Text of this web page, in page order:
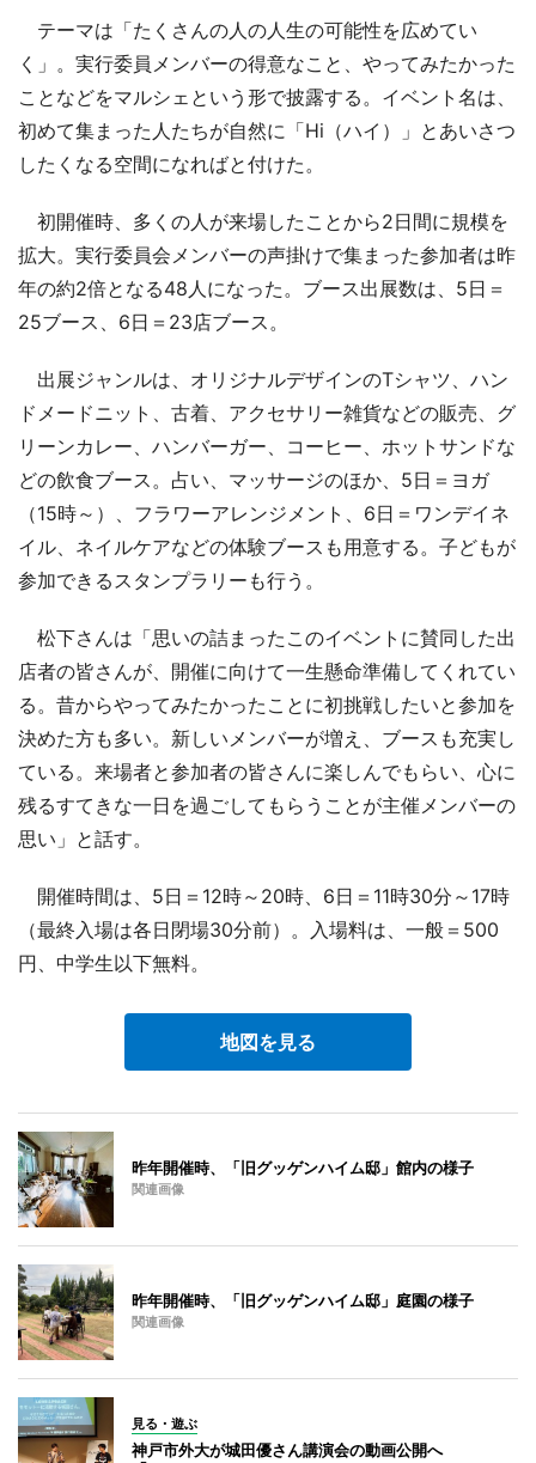
テーマは「たくさんの人の人生の可能性を広めてい
く」。実行委員メンバーの得意なこと、やってみたかった
ことなどをマルシェという形で披露する。イベント名は、
初めて集まった人たちが自然に「Hi（ハイ）」とあいさつ
したくなる空間になればと付けた。
初開催時、多くの人が来場したことから2日間に規模を
拡大。実行委員会メンバーの声掛けで集まった参加者は昨
年の約2倍となる48人になった。ブース出展数は、5日＝
25ブース、6日＝23店ブース。
出展ジャンルは、オリジナルデザインのTシャツ、ハン
ドメードニット、古着、アクセサリー雑貨などの販売、グ
リーンカレー、ハンバーガー、コーヒー、ホットサンドな
どの飲食ブース。占い、マッサージのほか、5日＝ヨガ
（15時～）、フラワーアレンジメント、6日＝ワンデイネ
イル、ネイルケアなどの体験ブースも用意する。子どもが
参加できるスタンプラリーも行う。
松下さんは「思いの詰まったこのイベントに賛同した出
店者の皆さんが、開催に向けて一生懸命準備してくれてい
る。昔からやってみたかったことに初挑戦したいと参加を
決めた方も多い。新しいメンバーが増え、ブースも充実し
ている。来場者と参加者の皆さんに楽しんでもらい、心に
残るすてきな一日を過ごしてもらうことが主催メンバーの
思い」と話す。
開催時間は、5日＝12時～20時、6日＝11時30分～17時
（最終入場は各日閉場30分前）。入場料は、一般＝500
円、中学生以下無料。
地図を見る
昨年開催時、「旧グッゲンハイム邸」館内の様子
関連画像
昨年開催時、「旧グッゲンハイム邸」庭園の様子
関連画像
見る・遊ぶ
神戸市外大が城田優さん講演会の動画公開へ